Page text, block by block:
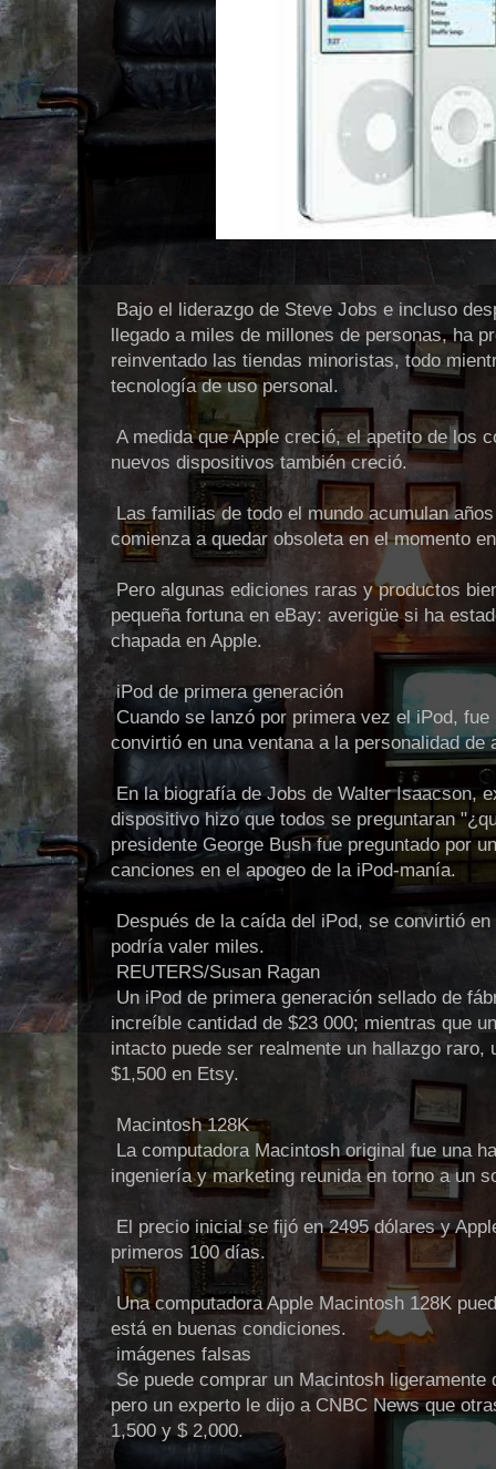
Bajo el liderazgo de Steve Jobs e incluso
llegado a miles de millones de personas, ha
reinventado las tiendas minoristas, todo
tecnología de uso personal.
A medida que Apple creció, el apetito de los
nuevos dispositivos también creció.
Las familias de todo el mundo acumulan
comienza a quedar obsoleta en el momento
Pero algunas ediciones raras y productos
pequeña fortuna en eBay: averigüe si ha
chapada en Apple.
iPod de primera generación
Cuando se lanzó por primera vez el iPod, fue
convirtió en una ventana a la personalidad de
En la biografía de Jobs de Walter Isaacson,
dispositivo hizo que todos se preguntaran
presidente George Bush fue preguntado por
canciones en el apogeo de la iPod-manía.
Después de la caída del iPod, se convirtió
podría valer miles.
REUTERS/Susan Ragan
Un iPod de primera generación sellado de
increíble cantidad de $23 000; mientras que
intacto puede ser realmente un hallazgo raro,
$1,500 en Etsy.
Macintosh 128K
La computadora Macintosh original fue una
ingeniería y marketing reunida en torno a un
El precio inicial se fijó en 2495 dólares y
primeros 100 días.
Una computadora Apple Macintosh 128K
está en buenas condiciones.
imágenes falsas
Se puede comprar un Macintosh ligeramente
pero un experto le dijo a CNBC News que
1,500 y $ 2,000.